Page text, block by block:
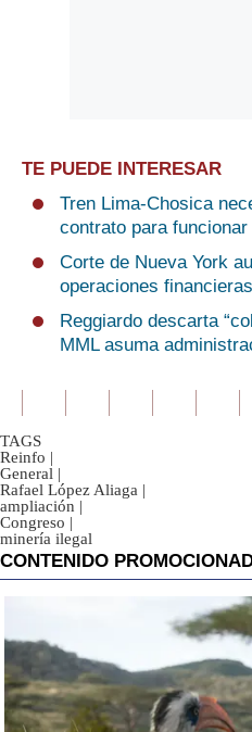
TE PUEDE INTERESAR
Tren Lima-Chosica
contrato para
Corte de Nueva York
operaciones
Reggiardo descarta
MML asuma
TAGS
Reinfo |
General |
Rafael López Aliaga |
ampliación |
Congreso |
minería ilegal